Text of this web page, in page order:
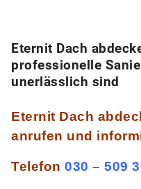
Eternit Dach
professionelle
unerlässlich sind
Eternit Dach
anrufen und
Telefon 030 – 509